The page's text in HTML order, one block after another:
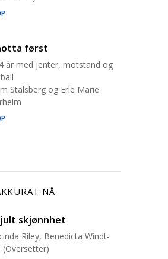
først
år med jenter, motstand og
Stalsberg og Erle Marie
NÅ
skjønnhet
Riley, Benedicta Windt-
(Oversetter)